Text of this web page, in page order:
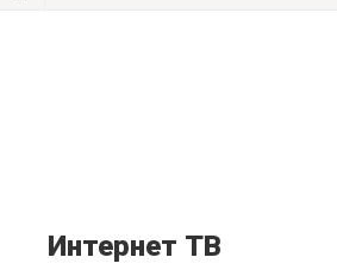
Интернет ТВ